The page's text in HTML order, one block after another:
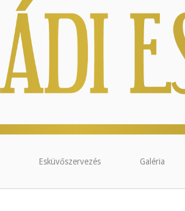
Esküvőszervezés Galéria